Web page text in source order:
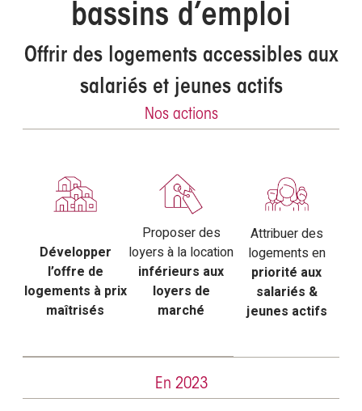
bassins d’emploi
Offrir des logements accessibles aux
salariés et jeunes actifs
Nos actions
Développer
l’offre de
logements à prix
maîtrisés
Proposer des
loyers à la location
inférieurs aux
loyers de
marché
Attribuer des
logements en
priorité aux
salariés &
jeunes actifs
En 2023